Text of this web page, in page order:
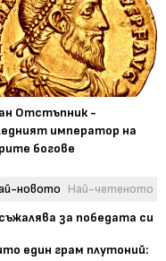
Отстъпник -
император на
богове
новото Най-четеното
за победата си
един грам плутоний: